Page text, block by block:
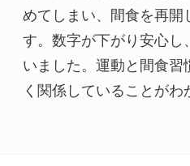
めてしまい、間食を再開
す。数字が下がり安心し
いました。運動と間食習
く関係していることがわ